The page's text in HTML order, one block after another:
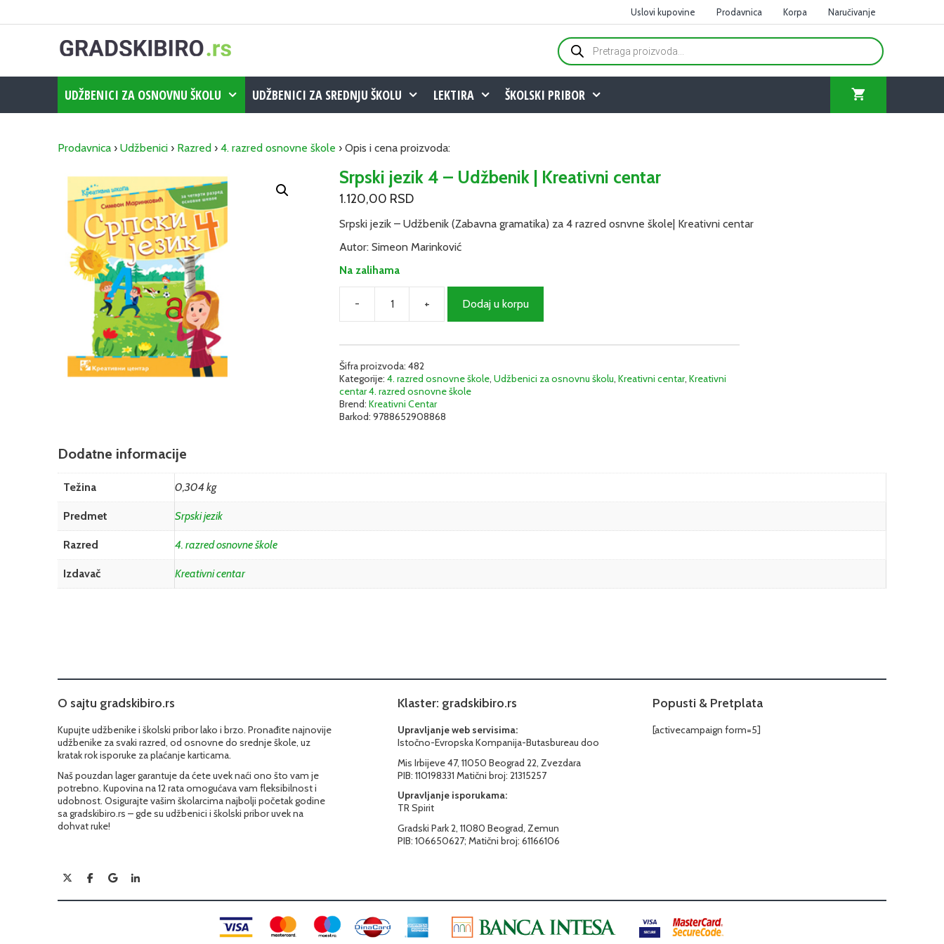
Uslovi kupovine Prodavnica Korpa Naručivanje
Products
search
UDŽBENICI ZA OSNOVNU ŠKOLU UDŽBENICI ZA SREDNJU ŠKOLU LEKTIRA ŠKOLSKI PRIBOR
Prodavnica › Udžbenici › Razred › 4. razred osnovne škole › Opis i cena proizvoda:
Srpski jezik 4 – Udžbenik | Kreativni centar
1.120,00 RSD
Srpski jezik – Udžbenik (Zabavna gramatika) za 4 razred osnvne škole| Kreativni centar
Autor: Simeon Marinković
Na zalihama
-
jezik
Udžbenik
|
Kreativni
centar
količina
+ Dodaj u korpu
Šifra proizvoda:482
Kategorije:4. razred osnovne škole,Udžbenici za osnovnu školu,Kreativni centar,Kreativni
centar 4. razred osnovne škole
Brend:Kreativni Centar
Barkod:9788652908868
Dodatne informacije
Težina 0,304 kg
Predmet Srpski jezik
Razred 4. razred osnovne škole
Izdavač Kreativni centar
O sajtu gradskibiro.rs
Kupujte udžbenike i školski pribor lako i brzo. Pronađite najnovije
udžbenike za svaki razred, od osnovne do srednje škole, uz
kratak rok isporuke za plaćanje karticama.
Naš pouzdan lager garantuje da ćete uvek naći ono što vam je
potrebno. Kupovina na 12 rata omogućava vam fleksibilnost i
udobnost. Osigurajte vašim školarcima najbolji početak godine
sa gradskibiro.rs – gde su udžbenici i školski pribor uvek na
dohvat ruke!
Klaster: gradskibiro.rs
Upravljanje web servisima:
Istočno-Evropska Kompanija-Butasbureau doo
Mis Irbijeve 47, 11050 Beograd 22, Zvezdara
PIB: 110198331 Matični broj: 21315257
Upravljanje isporukama:
TR Spirit
Gradski Park 2, 11080 Beograd, Zemun
PIB: 106650627; Matični broj: 61166106
Popusti & Pretplata
[activecampaign form=5]